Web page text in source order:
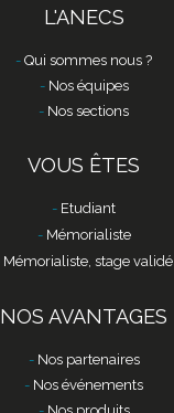
L'ANECS
Qui sommes nous ?
Nos équipes
Nos sections
VOUS ÊTES
Etudiant
Mémorialiste
Mémorialiste, stage validé
NOS AVANTAGES
Nos partenaires
Nos événements